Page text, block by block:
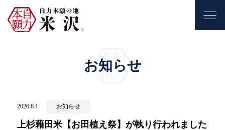
お知らせ
2026.6.1 お知らせ
上杉藉田米【お田植え祭】が執り行われました